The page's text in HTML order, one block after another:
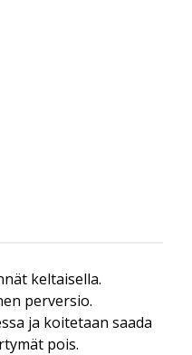
keltaisella.
perversio.
ja koitetaan saada
pois.